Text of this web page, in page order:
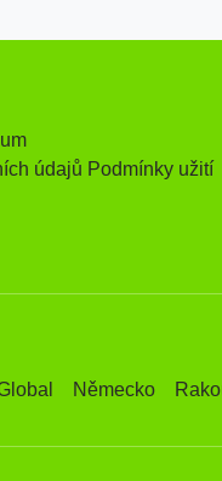
údajů Podmínky užití
Německo